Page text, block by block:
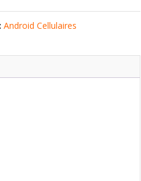
Android Cellulaires